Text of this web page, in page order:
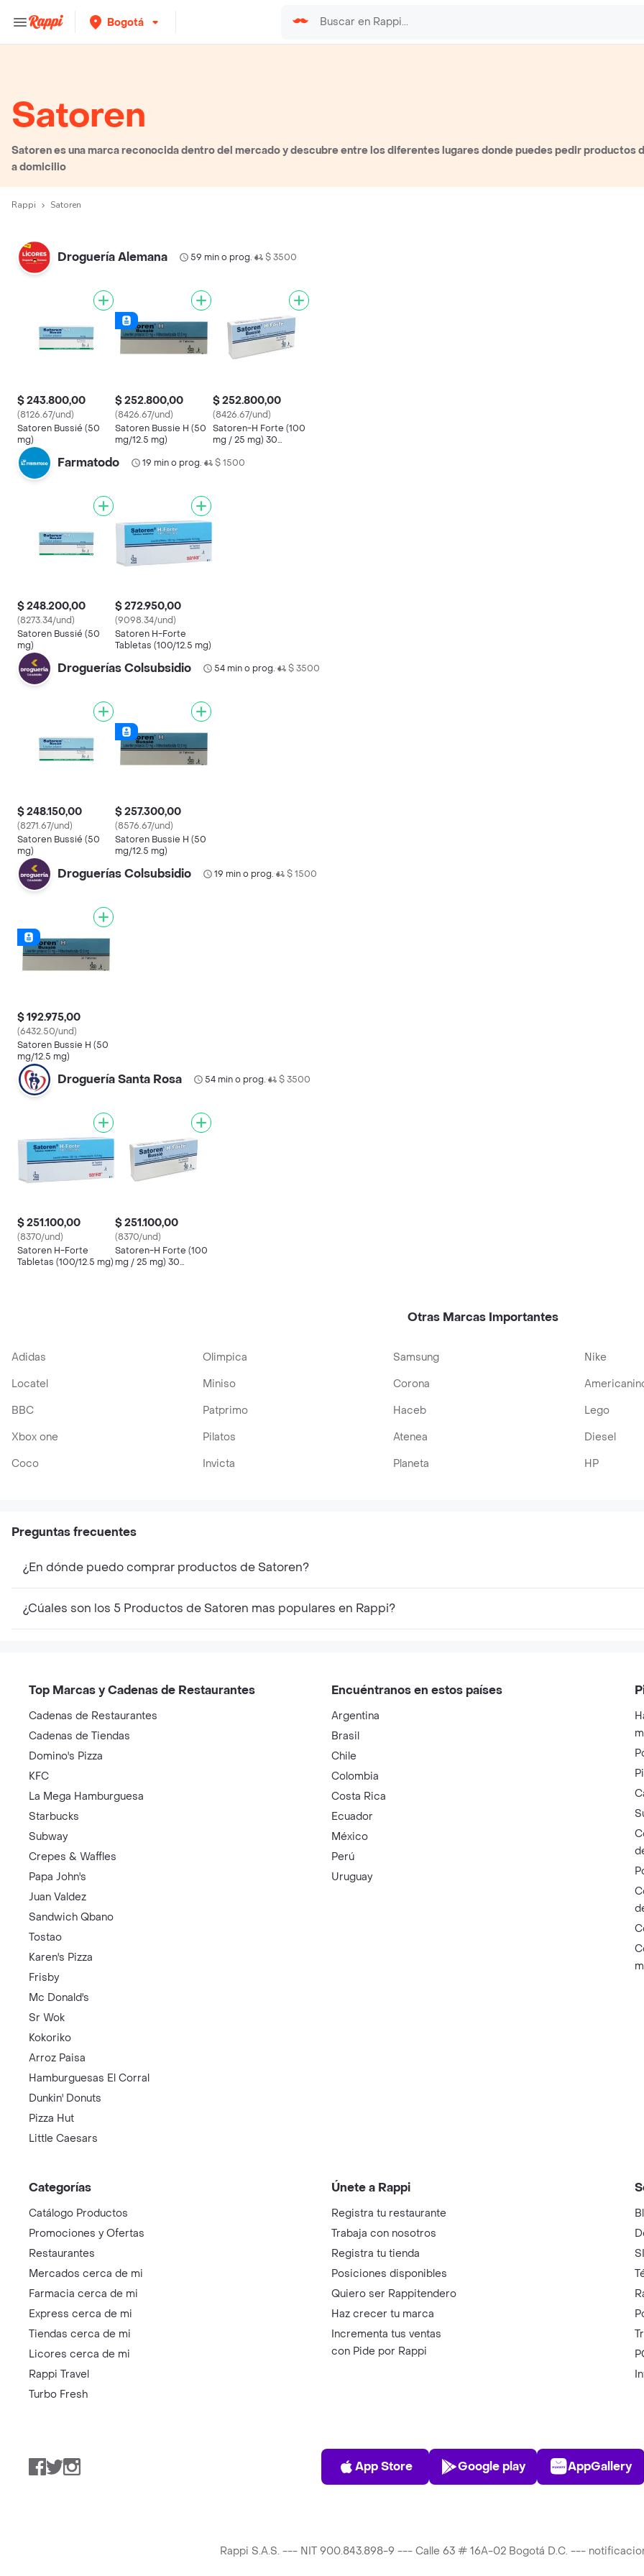
Bogotá
Satoren
Satoren es una marca reconocida dentro del mercado y descubre entre los diferentes lugares donde puedes pedir productos
a domicilio
Rappi Satoren
Droguería Alemana 59 min o prog.• $ 3500
$ 243.800,00
(8126.67/und)
Satoren Bussié (50
mg)
$ 252.800,00
(8426.67/und)
Satoren Bussie H (50
mg/12.5 mg)
$ 252.800,00
(8426.67/und)
Satoren-H Forte (100
mg / 25 mg) 30
Farmatodo 19 min o prog.• $ 1500
$ 248.200,00
(8273.34/und)
Satoren Bussié (50
mg)
$ 272.950,00
(9098.34/und)
Satoren H-Forte
Tabletas (100/12.5 mg)
Droguerías Colsubsidio 54 min o prog.• $ 3500
$ 248.150,00
(8271.67/und)
Satoren Bussié (50
mg)
$ 257.300,00
(8576.67/und)
Satoren Bussie H (50
mg/12.5 mg)
Droguerías Colsubsidio 19 min o prog.• $ 1500
$ 192.975,00
(6432.50/und)
Satoren Bussie H (50
mg/12.5 mg)
Droguería Santa Rosa 54 min o prog.• $ 3500
$ 251.100,00
(8370/und)
Satoren H-Forte
Tabletas (100/12.5 mg)
$ 251.100,00
(8370/und)
Satoren-H Forte (100
mg / 25 mg) 30
Otras Marcas Importantes
Adidas Olimpica Samsung Nike
Locatel
Miniso Corona
BBC
Patprimo Haceb Lego
Xbox one
Pilatos Atenea Diesel
Coco
Invicta Planeta HP
Preguntas frecuentes
¿En dónde puedo comprar productos de Satoren?
¿Cúales son los 5 Productos de Satoren mas populares en Rappi?
Top Marcas y Cadenas de Restaurantes
Cadenas de Restaurantes
Cadenas de Tiendas
Domino's Pizza
KFC
La Mega Hamburguesa
Starbucks
Subway
Crepes & Waffles
Papa John's
Juan Valdez
Sandwich Qbano
Tostao
Karen's Pizza
Frisby
Mc Donald's
Sr Wok
Kokoriko
Arroz Paisa
Hamburguesas El Corral
Dunkin' Donuts
Pizza Hut
Little Caesars
Encuéntranos en estos países
Argentina
Brasil
Chile
Colombia
Costa Rica
Ecuador
México
Perú
Uruguay
Categorías
Catálogo Productos
Promociones y Ofertas
Restaurantes
Mercados cerca de mi
Farmacia cerca de mi
Express cerca de mi
Tiendas cerca de mi
Licores cerca de mi
Rappi Travel
Turbo Fresh
Únete a Rappi
Registra tu restaurante
Trabaja con nosotros
Registra tu tienda
Posiciones disponibles
Quiero ser Rappitendero
Haz crecer tu marca
Incrementa tus ventas
con Pide por Rappi
Facebook
TwitterInstagram
App Store
App Store
Play Store
Google play AppGallery
Rappi S.A.S. --- NIT 900.843.898-9 --- Calle 63 # 16A-02 Bogotá D.C. ---